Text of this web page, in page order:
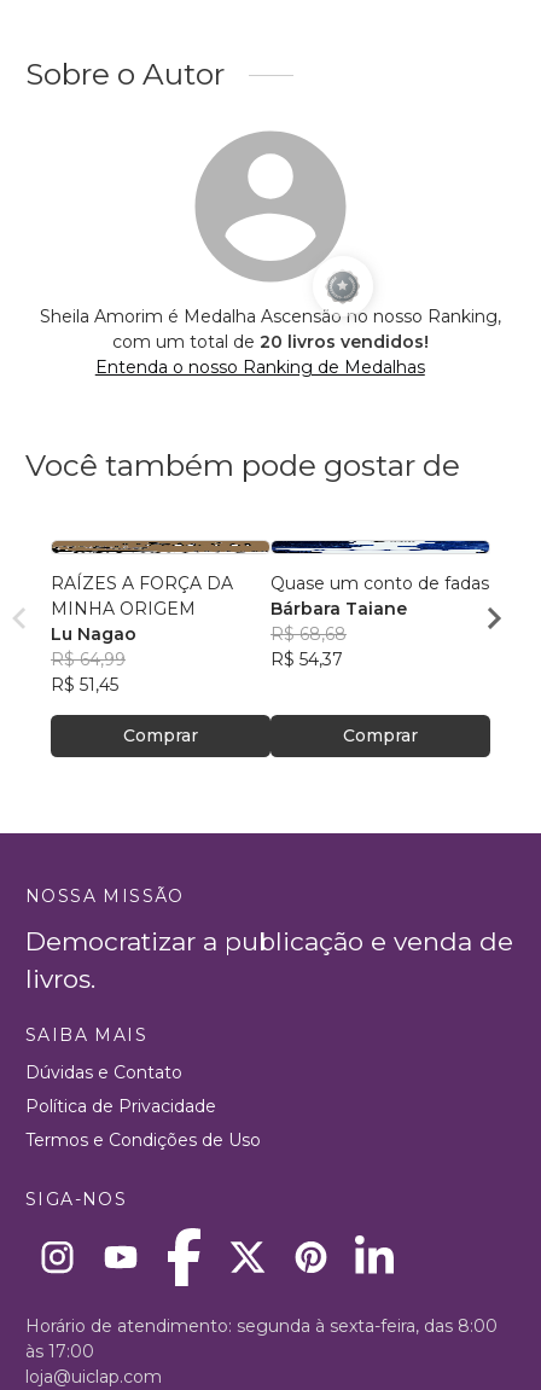
Sobre o Autor
Sheila Amorim é Medalha Ascensão no nosso Ranking,
com um total de 20 livros vendidos!
Entenda o nosso Ranking de Medalhas
Você também pode gostar de
RAÍZES A FORÇA DA
MINHA ORIGEM
Lu Nagao
R$ 64,99
R$ 51,45
Comprar
Quase um conto de fadas
Bárbara Taiane
R$ 68,68
R$ 54,37
Comprar
R$
NOSSA MISSÃO
Democratizar a publicação e venda de
livros.
SAIBA MAIS
Dúvidas e Contato
Política de Privacidade
Termos e Condições de Uso
SIGA-NOS
Horário de atendimento: segunda à sexta-feira, das 8:00
às 17:00
loja@uiclap.com